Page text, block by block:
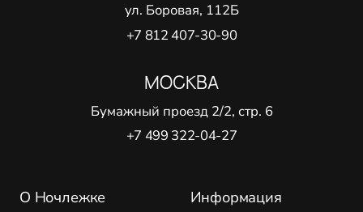
О Ночлежке Информация
ул. Боровая, 112Б
+7 812 407-30-90
МОСКВА
Бумажный проезд 2/2, стр. 6
+7 499 322-04-27